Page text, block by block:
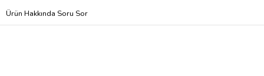
Ürün Hakkında Soru Sor